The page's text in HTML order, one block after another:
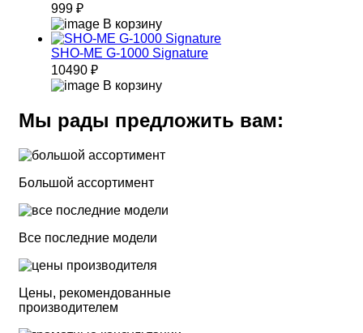
999 ₽
В корзину
SHO-ME G-1000 Signature
10490 ₽
В корзину
Мы рады предложить вам:
Большой ассортимент
Все последние модели
Цены, рекомендованные
производителем